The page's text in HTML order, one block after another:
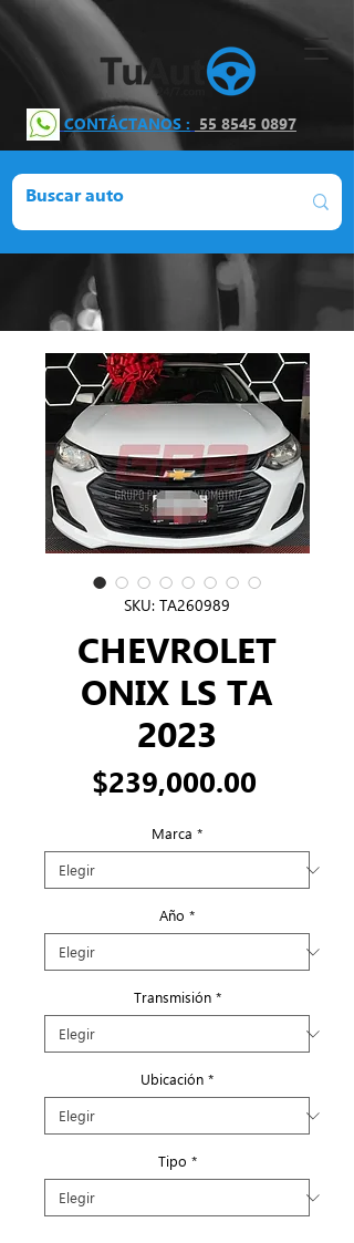
CONTÁCTANOS : 55 8545 0897
SKU: TA260989
CHEVROLET
ONIX LS TA
2023
$239,000.00
Marca *
Año *
Transmisión *
Ubicación *
Tipo *